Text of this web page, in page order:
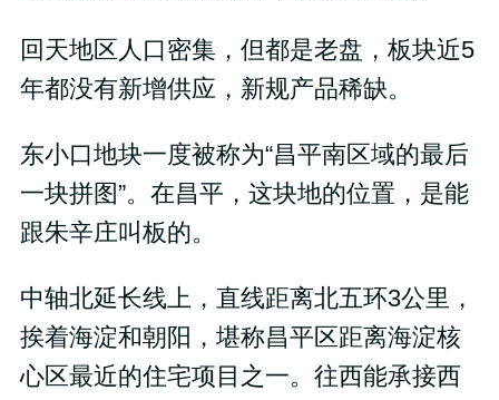
回天地区人口密集，但都是老盘，板块近5
年都没有新增供应，新规产品稀缺。
东小口地块一度被称为“昌平南区域的最后
一块拼图”。在昌平，这块地的位置，是能
跟朱辛庄叫板的。
中轴北延长线上，直线距离北五环3公里，
挨着海淀和朝阳，堪称昌平区距离海淀核
心区最近的住宅项目之一。往西能承接西